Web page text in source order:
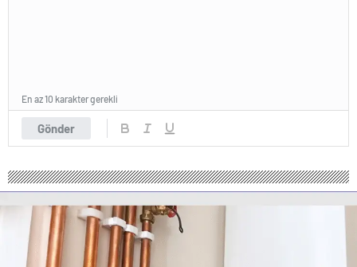
Gönder
En az 10 karakter gerekli